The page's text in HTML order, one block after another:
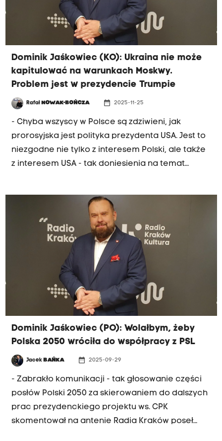
przybywają, będą musieli szukać innego kraju" -
powiedział na antenie Radia Kraków Jaśkowiec.
Dominik Jaśkowiec (KO): Ukraina nie może
kapitulować na warunkach Moskwy.
Problem jest w prezydencie Trumpie
Rafał NOWAK-BOŃCZA date_range 2025-11-25
- Chyba wszyscy w Polsce są zdziwieni, jak
prorosyjska jest polityka prezydenta USA. Jest to
niezgodne nie tylko z interesem Polski, ale także
z interesem USA - tak doniesienia na temat
poseł Koalicji Obywatelskiej Dominik Jaśkowiec.
Szczegóły planu pokojowego w ubiegłym
tygodniu ujawniły media. Projekt zszokował rządy
europejskie, został uznany za korzystny dla
Kremla. "Chyba prezydentowi Donaldowi
Trumpowi zależy, by zakończyć wojnę za wszelką
cenę. To, że Ukraina się jeszcze broni, jest
zasługą Europy. Europa nie jest jednak w stanie
dostarczyć wszystkich potrzebnych Ukrainie
systemów obrony, bo nie wszystkie produkuje" -
mówił poseł Jaśkowiec w porannej rozmowie
Radia Kraków.
Dominik Jaśkowiec (PO): Wolałbym, żeby
Polska 2050 wróciła do współpracy z PSL
Jacek BAŃKA date_range 2025-09-29
- Zabrakło komunikacji - tak głosowanie części
posłów Polski 2050 za skierowaniem do dalszych
prac prezydenckiego projektu ws. CPK
skomentował na antenie Radia Kraków poseł